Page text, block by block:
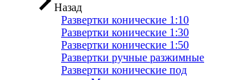
Назад
Развертки конические 1:10
Развертки конические 1:30
Развертки конические 1:50
Развертки ручные разжимные
Развертки конические под